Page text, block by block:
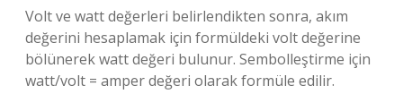
Volt ve watt değerleri belirlendikten sonra, akım
değerini hesaplamak için formüldeki volt değerine
bölünerek watt değeri bulunur. Sembolleştirme için
watt/volt = amper değeri olarak formüle edilir.